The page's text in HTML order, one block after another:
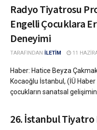
Radyo Tiyatrosu
Engelli Çocuklara
Deneyimi
TARAFINDAN İLETİM 11
Haber: Hatice Beyza
Kocaoğlu İstanbul, (İÜ
çocukların sanatsal
26. İstanbul Tiyatro